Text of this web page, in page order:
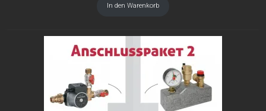
In den Warenkorb